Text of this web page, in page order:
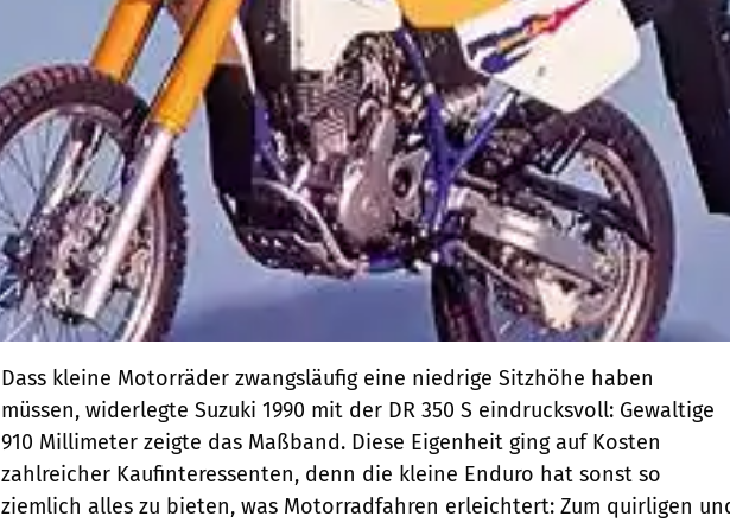
Dass kleine Motorräder zwangsläufig eine niedrige Sitzhöhe haben
müssen, widerlegte Suzuki 1990 mit der DR 350 S eindrucksvoll: Gewaltige
910 Millimeter zeigte das Maßband. Diese Eigenheit ging auf Kosten
zahlreicher Kaufinteressenten, denn die kleine Enduro hat sonst so
ziemlich alles zu bieten, was Motorradfahren erleichtert: Zum quirligen